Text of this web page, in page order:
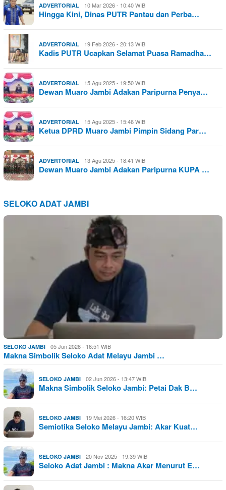
ADVERTORIAL 10 Mar 2026 - 10:40 WIB
Hingga Kini, Dinas PUTR Pantau dan Perba…
ADVERTORIAL 19 Feb 2026 - 20:13 WIB
Kadis PUTR Ucapkan Selamat Puasa Ramadha…
ADVERTORIAL 15 Agu 2025 - 19:50 WIB
Dewan Muaro Jambi Adakan Paripurna Penya…
ADVERTORIAL 15 Agu 2025 - 15:46 WIB
Ketua DPRD Muaro Jambi Pimpin Sidang Par…
ADVERTORIAL 13 Agu 2025 - 18:41 WIB
Dewan Muaro Jambi Adakan Paripurna KUPA …
SELOKO ADAT JAMBI
SELOKO JAMBI 05 Jun 2026 - 16:51 WIB
Makna Simbolik Seloko Adat Melayu Jambi …
SELOKO JAMBI 02 Jun 2026 - 13:47 WIB
Makna Simbolik Seloko Jambi: Petai Dak B…
SELOKO JAMBI 19 Mei 2026 - 16:20 WIB
Semiotika Seloko Melayu Jambi: Akar Kuat…
SELOKO JAMBI 20 Nov 2025 - 19:39 WIB
Seloko Adat Jambi : Makna Akar Menurut E…